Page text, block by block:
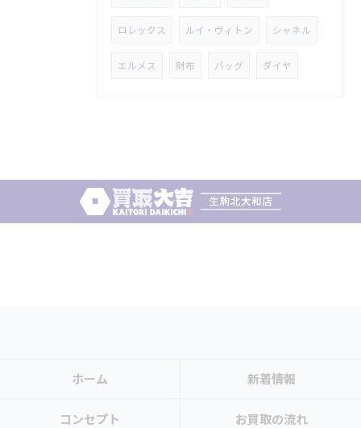
ロレックス ルイ・ヴィトン シャネル
エルメス 財布 バッグ ダイヤ
ホーム 新着情報
コンセプト お買取の流れ